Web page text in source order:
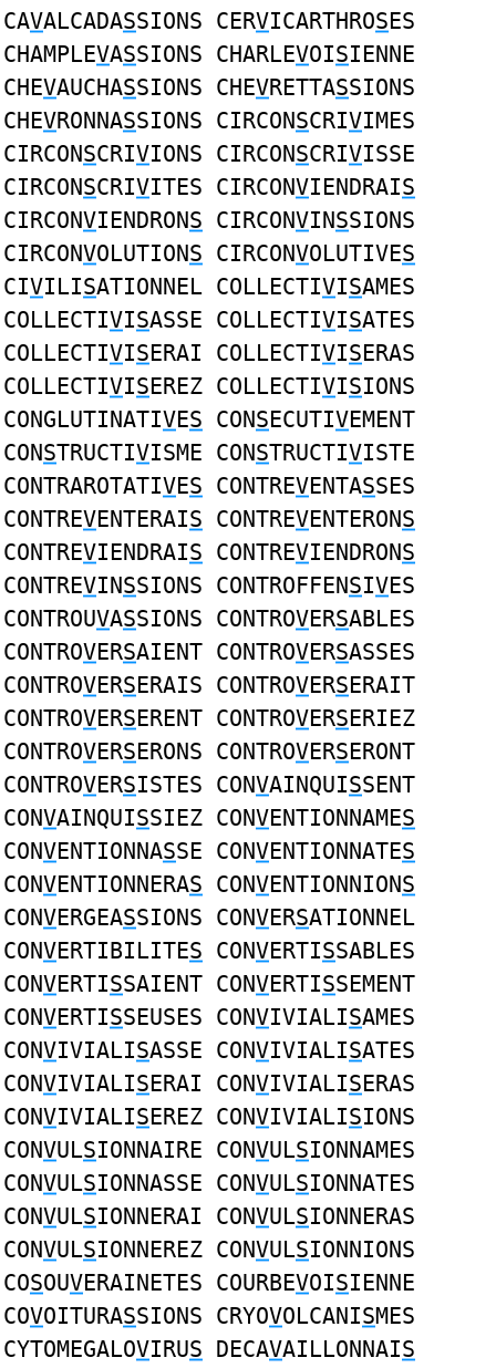
CAVALCADASSIONS CERVICARTHROSES
CHAMPLEVASSIONS CHARLEVOISIENNE
CHEVAUCHASSIONS CHEVRETTASSIONS
CHEVRONNASSIONS CIRCONSCRIVIMES
CIRCONSCRIVIONS CIRCONSCRIVISSE
CIRCONSCRIVITES CIRCONVIENDRAIS
CIRCONVIENDRONS CIRCONVINSSIONS
CIRCONVOLUTIONS CIRCONVOLUTIVES
CIVILISATIONNEL COLLECTIVISAMES
COLLECTIVISASSE COLLECTIVISATES
COLLECTIVISERAI COLLECTIVISERAS
COLLECTIVISEREZ COLLECTIVISIONS
CONGLUTINATIVES CONSECUTIVEMENT
CONSTRUCTIVISME CONSTRUCTIVISTE
CONTRAROTATIVES CONTREVENTASSES
CONTREVENTERAIS CONTREVENTERONS
CONTREVIENDRAIS CONTREVIENDRONS
CONTREVINSSIONS CONTROFFENSIVES
CONTROUVASSIONS CONTROVERSABLES
CONTROVERSAIENT CONTROVERSASSES
CONTROVERSERAIS CONTROVERSERAIT
CONTROVERSERENT CONTROVERSERIEZ
CONTROVERSERONS CONTROVERSERONT
CONTROVERSISTES CONVAINQUISSENT
CONVAINQUISSIEZ CONVENTIONNAMES
CONVENTIONNASSE CONVENTIONNATES
CONVENTIONNERAS CONVENTIONNIONS
CONVERGEASSIONS CONVERSATIONNEL
CONVERTIBILITES CONVERTISSABLES
CONVERTISSAIENT CONVERTISSEMENT
CONVERTISSEUSES CONVIVIALISAMES
CONVIVIALISASSE CONVIVIALISATES
CONVIVIALISERAI CONVIVIALISERAS
CONVIVIALISEREZ CONVIVIALISIONS
CONVULSIONNAIRE CONVULSIONNAMES
CONVULSIONNASSE CONVULSIONNATES
CONVULSIONNERAI CONVULSIONNERAS
CONVULSIONNEREZ CONVULSIONNIONS
COSOUVERAINETES COURBEVOISIENNE
COVOITURASSIONS CRYOVOLCANISMES
CYTOMEGALOVIRUS DECAVAILLONNAIS